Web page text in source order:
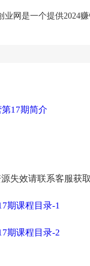
业网是一个提供2024
失效请联系客服获取